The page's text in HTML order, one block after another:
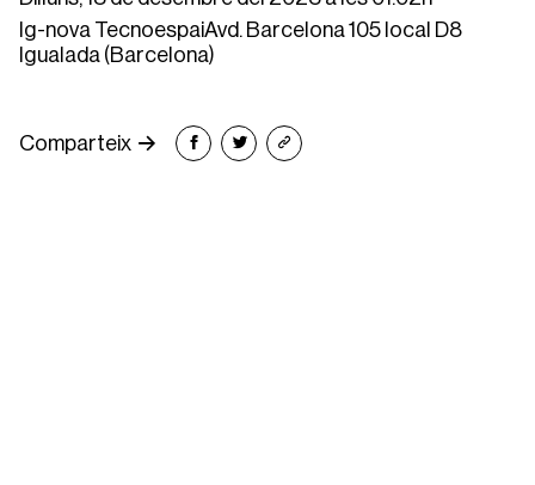
Ig-nova TecnoespaiAvd. Barcelona 105 local D8
Igualada (Barcelona)
Comparteix